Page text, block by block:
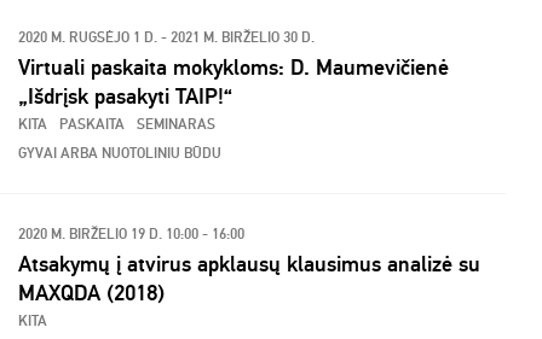
2020 M. RUGSĖJO 1 D. - 2021 M. BIRŽELIO 30 D.
Virtuali paskaita mokykloms: D. Maumevičienė
„Išdrįsk pasakyti TAIP!“
KITA PASKAITA
SEMINARAS
GYVAI ARBA NUOTOLINIU BŪDU
2020 M. BIRŽELIO 19 D. 10:00 - 16:00
Atsakymų į atvirus apklausų klausimus analizė su
MAXQDA (2018)
KITA